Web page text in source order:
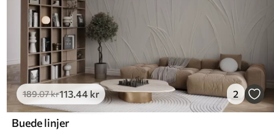
189.07kr113.44 kr 2
Buede linjer